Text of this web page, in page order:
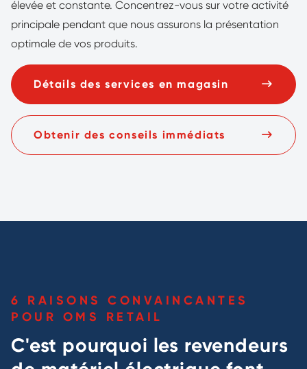
élevée et constante. Concentrez-vous sur votre activité
principale pendant que nous assurons la présentation
optimale de vos produits.
Détails des services en magasin
Obtenir des conseils immédiats
6 RAISONS CONVAINCANTES
POUR OMS RETAIL
C'est pourquoi les revendeurs